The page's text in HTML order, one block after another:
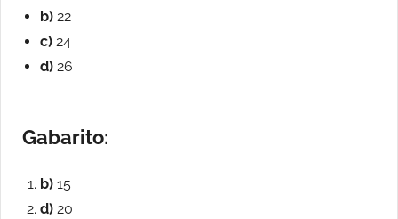
b) 22
c) 24
d) 26
Gabarito:
b) 15
d) 20